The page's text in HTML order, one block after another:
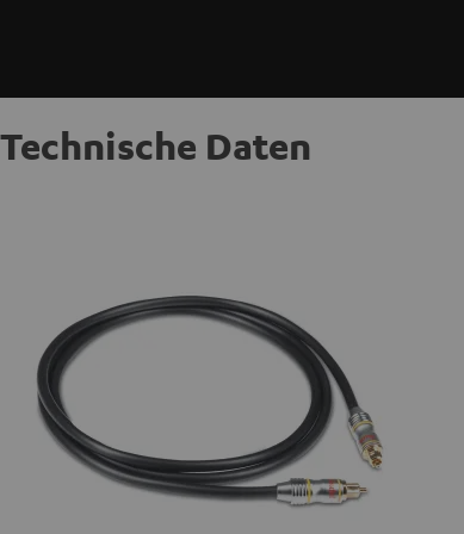
Technische Daten